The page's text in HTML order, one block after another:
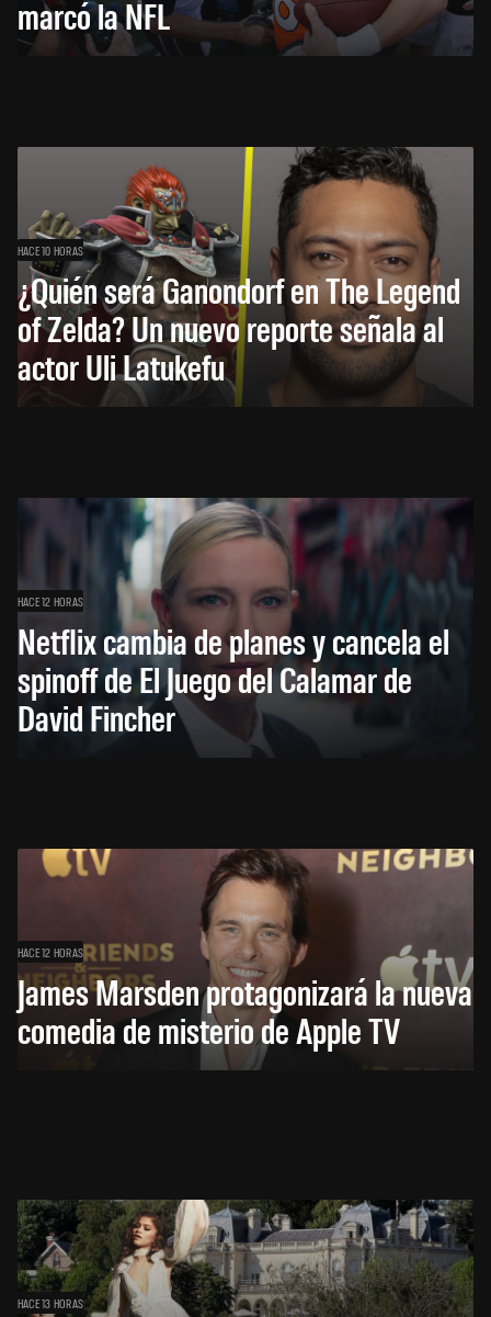
marcó la NFL
HACE 10 HORAS
¿Quién será Ganondorf en The Legend
of Zelda? Un nuevo reporte señala al
actor Uli Latukefu
HACE 12 HORAS
Netflix cambia de planes y cancela el
spinoff de El Juego del Calamar de
David Fincher
HACE 12 HORAS
James Marsden protagonizará la nueva
comedia de misterio de Apple TV
HACE 13 HORAS